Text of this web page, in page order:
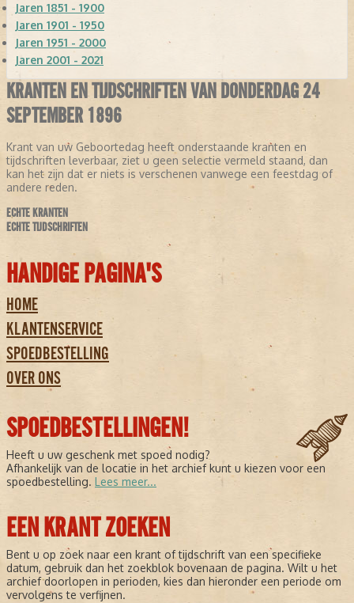
Jaren 1851 - 1900
Jaren 1901 - 1950
Jaren 1951 - 2000
Jaren 2001 - 2021
KRANTEN EN TIJDSCHRIFTEN VAN DONDERDAG 24
SEPTEMBER 1896
Krant van uw Geboortedag heeft onderstaande kranten en
tijdschriften leverbaar, ziet u geen selectie vermeld staand, dan
kan het zijn dat er niets is verschenen vanwege een feestdag of
andere reden.
ECHTE KRANTEN
ECHTE TIJDSCHRIFTEN
HANDIGE PAGINA'S
HOME
KLANTENSERVICE
SPOEDBESTELLING
OVER ONS
SPOEDBESTELLINGEN!
Heeft u uw geschenk met spoed nodig?
Afhankelijk van de locatie in het archief kunt u kiezen voor een
spoedbestelling. Lees meer...
EEN KRANT ZOEKEN
Bent u op zoek naar een krant of tijdschrift van een specifieke
datum, gebruik dan het zoekblok bovenaan de pagina. Wilt u het
archief doorlopen in perioden, kies dan hieronder een periode om
vervolgens te verfijnen.